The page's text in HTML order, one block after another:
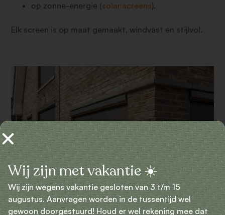
op zonne-energie (solar screens).
Elk screen is op maat gemaakt, windvast en stijlvol.
Wij zijn met vakantie ☀️
Wij zijn wegens vakantie gesloten van 3 t/m 15
augustus. Aanvragen worden in de tussentijd wel
gewoon doorgestuurd! Houd er wel rekening mee dat